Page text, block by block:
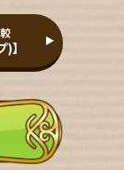
】